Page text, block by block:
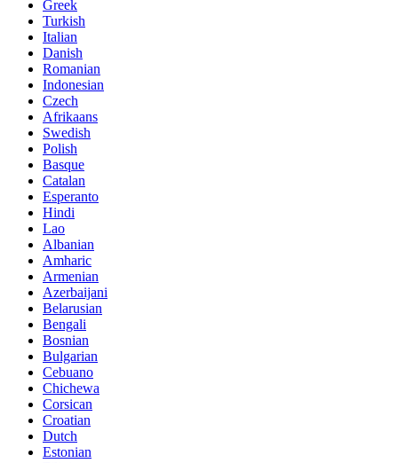
Greek
Turkish
Italian
Danish
Romanian
Indonesian
Czech
Afrikaans
Swedish
Polish
Basque
Catalan
Esperanto
Hindi
Lao
Albanian
Amharic
Armenian
Azerbaijani
Belarusian
Bengali
Bosnian
Bulgarian
Cebuano
Chichewa
Corsican
Croatian
Dutch
Estonian